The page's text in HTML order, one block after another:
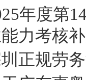
年度第
力考核
正规劳